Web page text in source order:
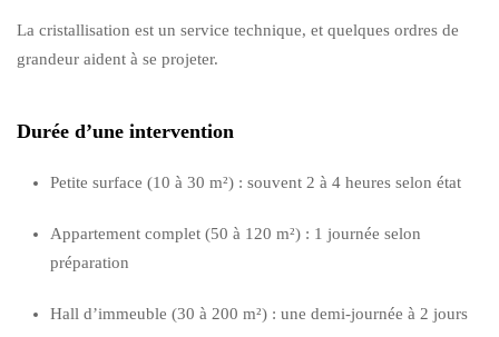
La cristallisation est un service technique, et quelques ordres de
grandeur aident à se projeter.
Durée d’une intervention
Petite surface (10 à 30 m²) : souvent 2 à 4 heures selon état
Appartement complet (50 à 120 m²) : 1 journée selon
préparation
Hall d’immeuble (30 à 200 m²) : une demi-journée à 2 jours